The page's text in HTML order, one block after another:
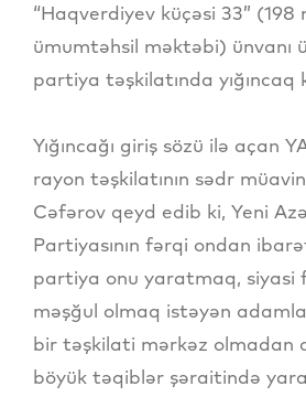
“Haqverdiyev küçəsi 33”
ümumtəhsil məktəbi) ünvanı
partiya təşkilatında yığıncaq
Yığıncağı giriş sözü ilə açan
rayon təşkilatının sədr
Cəfərov qeyd edib ki, Yeni
Partiyasının fərqi ondan
partiya onu yaratmaq, siyasi
məşğul olmaq istəyən
bir təşkilati mərkəz olmadan
böyük təqiblər şəraitində